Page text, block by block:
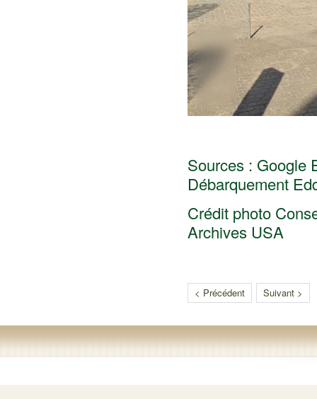
Sources : Google
Débarquement
Crédit photo
Archives USA
< Précédent Suivant >